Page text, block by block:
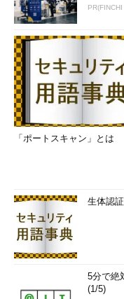
「ポートスキャン」とは
生体認
5分で絶
(1/5)